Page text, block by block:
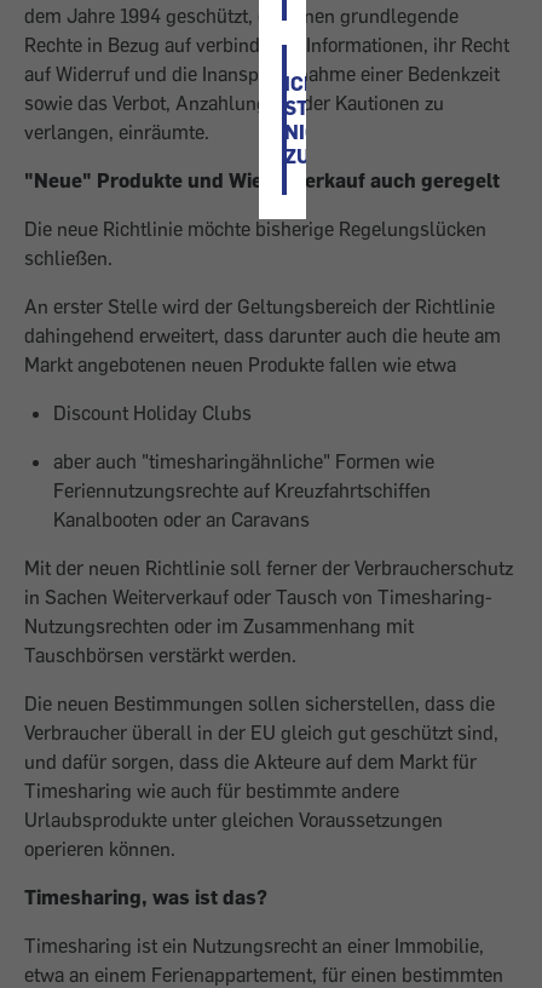
ICH
STIMME
NICHT
ZU
dem Jahre 1994 geschützt, die ihnen grundlegende
Rechte in Bezug auf verbindliche Informationen, ihr Recht
auf Widerruf und die Inanspruchnahme einer Bedenkzeit
sowie das Verbot, Anzahlungen oder Kautionen zu
verlangen, einräumte.
"Neue" Produkte und Wiederverkauf auch geregelt
Die neue Richtlinie möchte bisherige Regelungslücken
schließen.
An erster Stelle wird der Geltungsbereich der Richtlinie
dahingehend erweitert, dass darunter auch die heute am
Markt angebotenen neuen Produkte fallen wie etwa
Discount Holiday Clubs
aber auch "timesharingähnliche" Formen wie
Feriennutzungsrechte auf Kreuzfahrtschiffen
Kanalbooten oder an Caravans
Mit der neuen Richtlinie soll ferner der Verbraucherschutz
in Sachen Weiterverkauf oder Tausch von Timesharing-
Nutzungsrechten oder im Zusammenhang mit
Tauschbörsen verstärkt werden.
Die neuen Bestimmungen sollen sicherstellen, dass die
Verbraucher überall in der EU gleich gut geschützt sind,
und dafür sorgen, dass die Akteure auf dem Markt für
Timesharing wie auch für bestimmte andere
Urlaubsprodukte unter gleichen Voraussetzungen
operieren können.
Timesharing, was ist das?
Timesharing ist ein Nutzungsrecht an einer Immobilie,
etwa an einem Ferienappartement, für einen bestimmten